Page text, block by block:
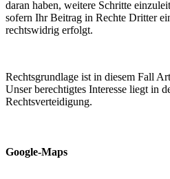
daran haben, weitere Schritte
sofern Ihr Beitrag in Rechte Dritter
rechtswidrig erfolgt.
Rechtsgrundlage ist in diesem Fall
Unser berechtigtes Interesse liegt in
Rechtsverteidigung.
Google-Maps